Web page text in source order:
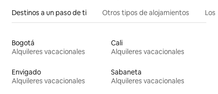
Destinos a un paso de ti Otros tipos de alojamientos
Bogotá
Alquileres vacacionales
Cali
Alquileres vacacionales
Envigado
Alquileres vacacionales
Sabaneta
Alquileres vacacionales